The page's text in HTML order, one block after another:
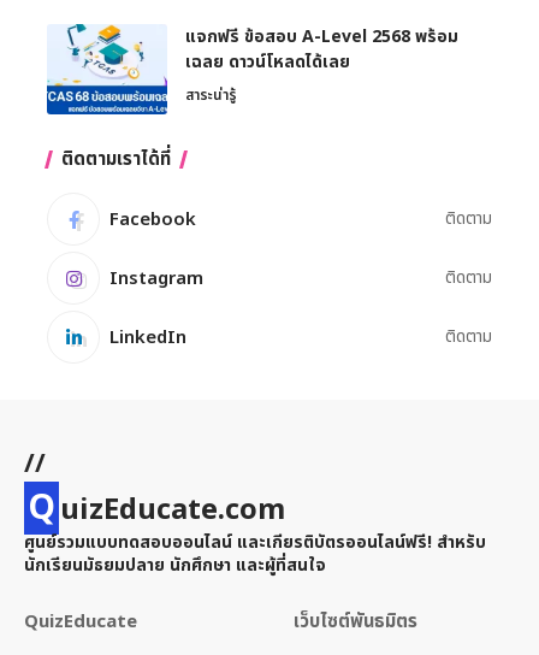
แจกฟรี ข้อสอบ A-Level 2568 พร้อม
เฉลย ดาวน์โหลดได้เลย
สาระน่ารู้
ติดตามเราได้ที่
Facebook ติดตาม
Instagram ติดตาม
LinkedIn ติดตาม
//
QuizEducate.com
ศูนย์รวมแบบทดสอบออนไลน์ และเกียรติบัตรออนไลน์ฟรี! สำหรับ
นักเรียนมัธยมปลาย นักศึกษา และผู้ที่สนใจ
QuizEducate เว็บไซต์พันธมิตร